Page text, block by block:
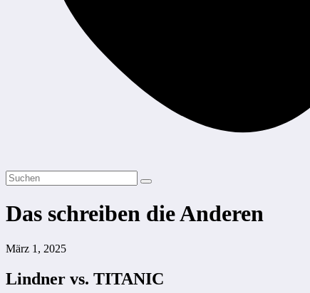
Das schreiben die Anderen
März 1, 2025
Lindner vs. TITANIC